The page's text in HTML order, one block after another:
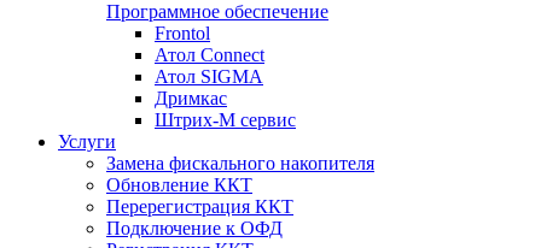
Программное обеспечение
Frontol
Атол Connect
Атол SIGMA
Дримкас
Штрих-М сервис
Услуги
Замена фискального накопителя
Обновление ККТ
Перерегистрация ККТ
Подключение к ОФД